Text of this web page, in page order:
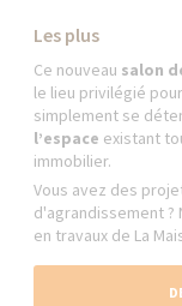
Les plus
Ce nouveau salon
le lieu privilégié
simplement se
l’espace existant
immobilier.
Vous avez des
d'agrandissement
en travaux de La